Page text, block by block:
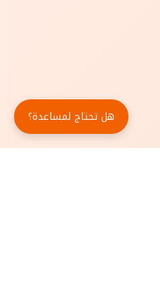
هل تحتاج لمساعدة؟